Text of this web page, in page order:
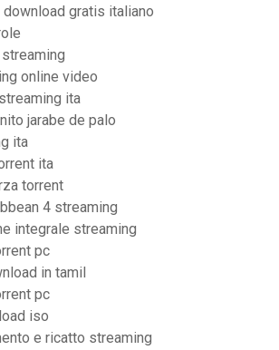
gratis italiano
online video
ita
jarabe de palo
ita
ita
torrent
4 streaming
integrale streaming
pc
in tamil
pc
iso
e ricatto streaming